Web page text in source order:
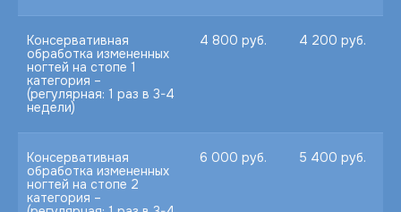
Консервативная
обработка измененных
ногтей на стопе 1
категория –
(регулярная: 1 раз в 3-4
недели)
4 800 руб. 4 200 руб.
Консервативная
обработка измененных
ногтей на стопе 2
категория –
6 000 руб. 5 400 руб.
Онлайн
запись